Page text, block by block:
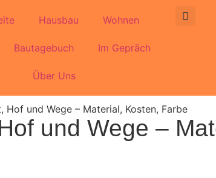
Hausbau Wohnen
Bautagebuch Im Gepräch
Über Uns
und Wege – Material, Kosten, Farbe
und Wege –